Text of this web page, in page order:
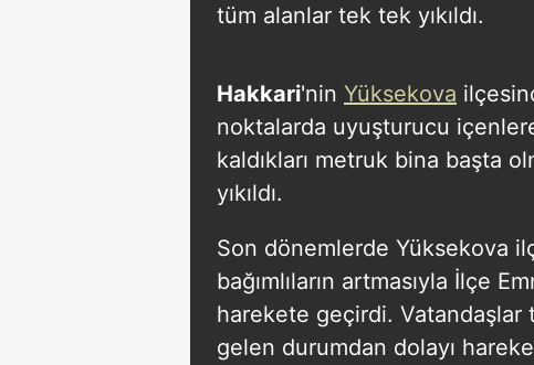
tüm alanlar tek tek yıkıldı.
Hakkari'nin Yüksekova
noktalarda uyuşturucu
kaldıkları metruk bina başta
yıkıldı.
Son dönemlerde Yüksekova
bağımlıların artmasıyla İlçe
harekete geçirdi. Vatandaşlar
gelen durumdan dolayı